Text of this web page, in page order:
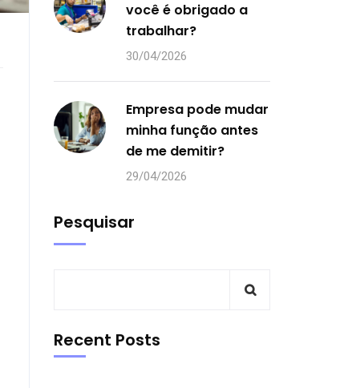
você é obrigado a
trabalhar?
30/04/2026
Empresa pode mudar
minha função antes
de me demitir?
29/04/2026
Pesquisar
Recent Posts